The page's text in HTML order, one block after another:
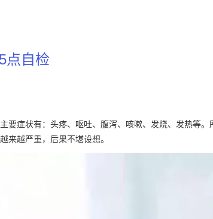
点自检
症状有：头疼、呕吐、腹泻、咳嗽、发烧、发热等。
来越严重，后果不堪设想。